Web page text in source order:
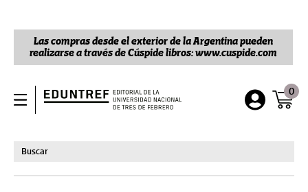
Las compras desde el exterior de la Argentina pueden
realizarse a través de Cúspide libros: www.cuspide.com
0